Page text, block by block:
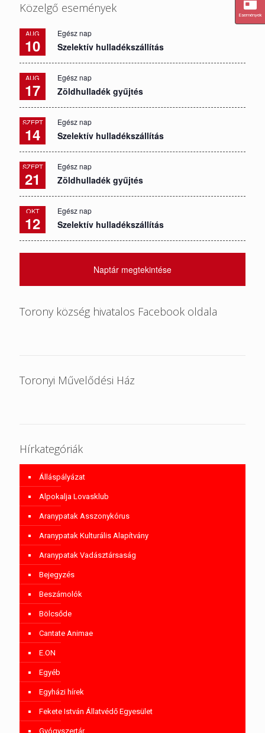
Közelgő események
AUG
10
Egész nap
Szelektív hulladékszállítás
AUG
17
Egész nap
Zöldhulladék gyűjtés
SZEPT
14
Egész nap
Szelektív hulladékszállítás
SZEPT
21
Egész nap
Zöldhulladék gyűjtés
OKT
12
Egész nap
Szelektív hulladékszállítás
Naptár megtekintése
Torony község hivatalos Facebook oldala
Toronyi Művelődési Ház
Hírkategóriák
Álláspályázat
Alpokalja Lovasklub
Aranypatak Asszonykórus
Aranypatak Kulturális Alapítvány
Aranypatak Vadásztársaság
Bejegyzés
Beszámolók
Bölcsőde
Cantate Animae
E.ON
Egyéb
Egyházi hírek
Fekete István Állatvédő Egyesület
Gyógyszertár
Események